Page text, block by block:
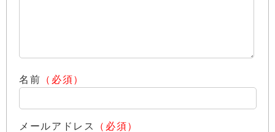
名前 （必須）
メールアドレス （必須）